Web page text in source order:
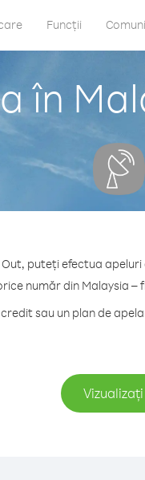
Funcții
în
Out, puteți efectua
număr din Malaysia –
sau un plan de